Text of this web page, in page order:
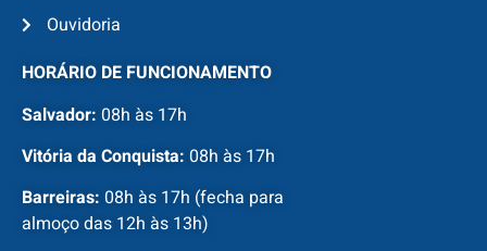
Ouvidoria
HORÁRIO DE FUNCIONAMENTO
Salvador: 08h às 17h
Vitória da Conquista: 08h às 17h
Barreiras: 08h às 17h (fecha para
almoço das 12h às 13h)